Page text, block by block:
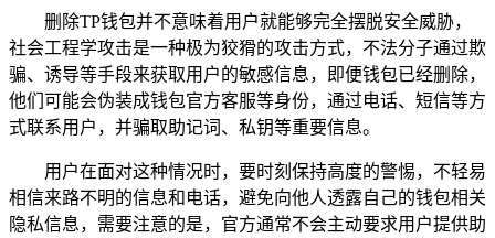
删除TP钱包并不意味着用户就能够完全摆脱安全威胁，
社会工程学攻击是一种极为狡猾的攻击方式，不法分子通过欺
骗、诱导等手段来获取用户的敏感信息，即便钱包已经删除，
他们可能会伪装成钱包官方客服等身份，通过电话、短信等方
式联系用户，并骗取助记词、私钥等重要信息。
用户在面对这种情况时，要时刻保持高度的警惕，不轻易
相信来路不明的信息和电话，避免向他人透露自己的钱包相关
隐私信息，需要注意的是，官方通常不会主动要求用户提供助